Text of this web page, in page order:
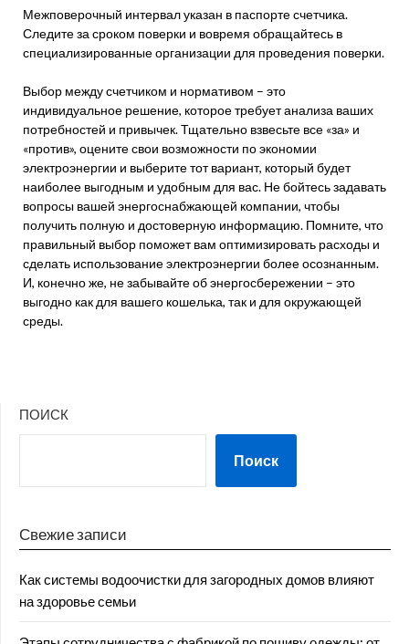
Межповерочный интервал указан в паспорте счетчика.
Следите за сроком поверки и вовремя обращайтесь в
специализированные организации для проведения поверки.
Выбор между счетчиком и нормативом – это
индивидуальное решение, которое требует анализа ваших
потребностей и привычек. Тщательно взвесьте все «за» и
«против», оцените свои возможности по экономии
электроэнергии и выберите тот вариант, который будет
наиболее выгодным и удобным для вас. Не бойтесь задавать
вопросы вашей энергоснабжающей компании, чтобы
получить полную и достоверную информацию. Помните, что
правильный выбор поможет вам оптимизировать расходы и
сделать использование электроэнергии более осознанным.
И, конечно же, не забывайте об энергосбережении – это
выгодно как для вашего кошелька, так и для окружающей
среды.
ПОИСК
Поиск
Свежие записи
Как системы водоочистки для загородных домов влияют
на здоровье семьи